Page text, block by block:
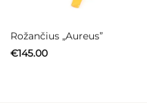
Rožančius „Aureus”
€145.00